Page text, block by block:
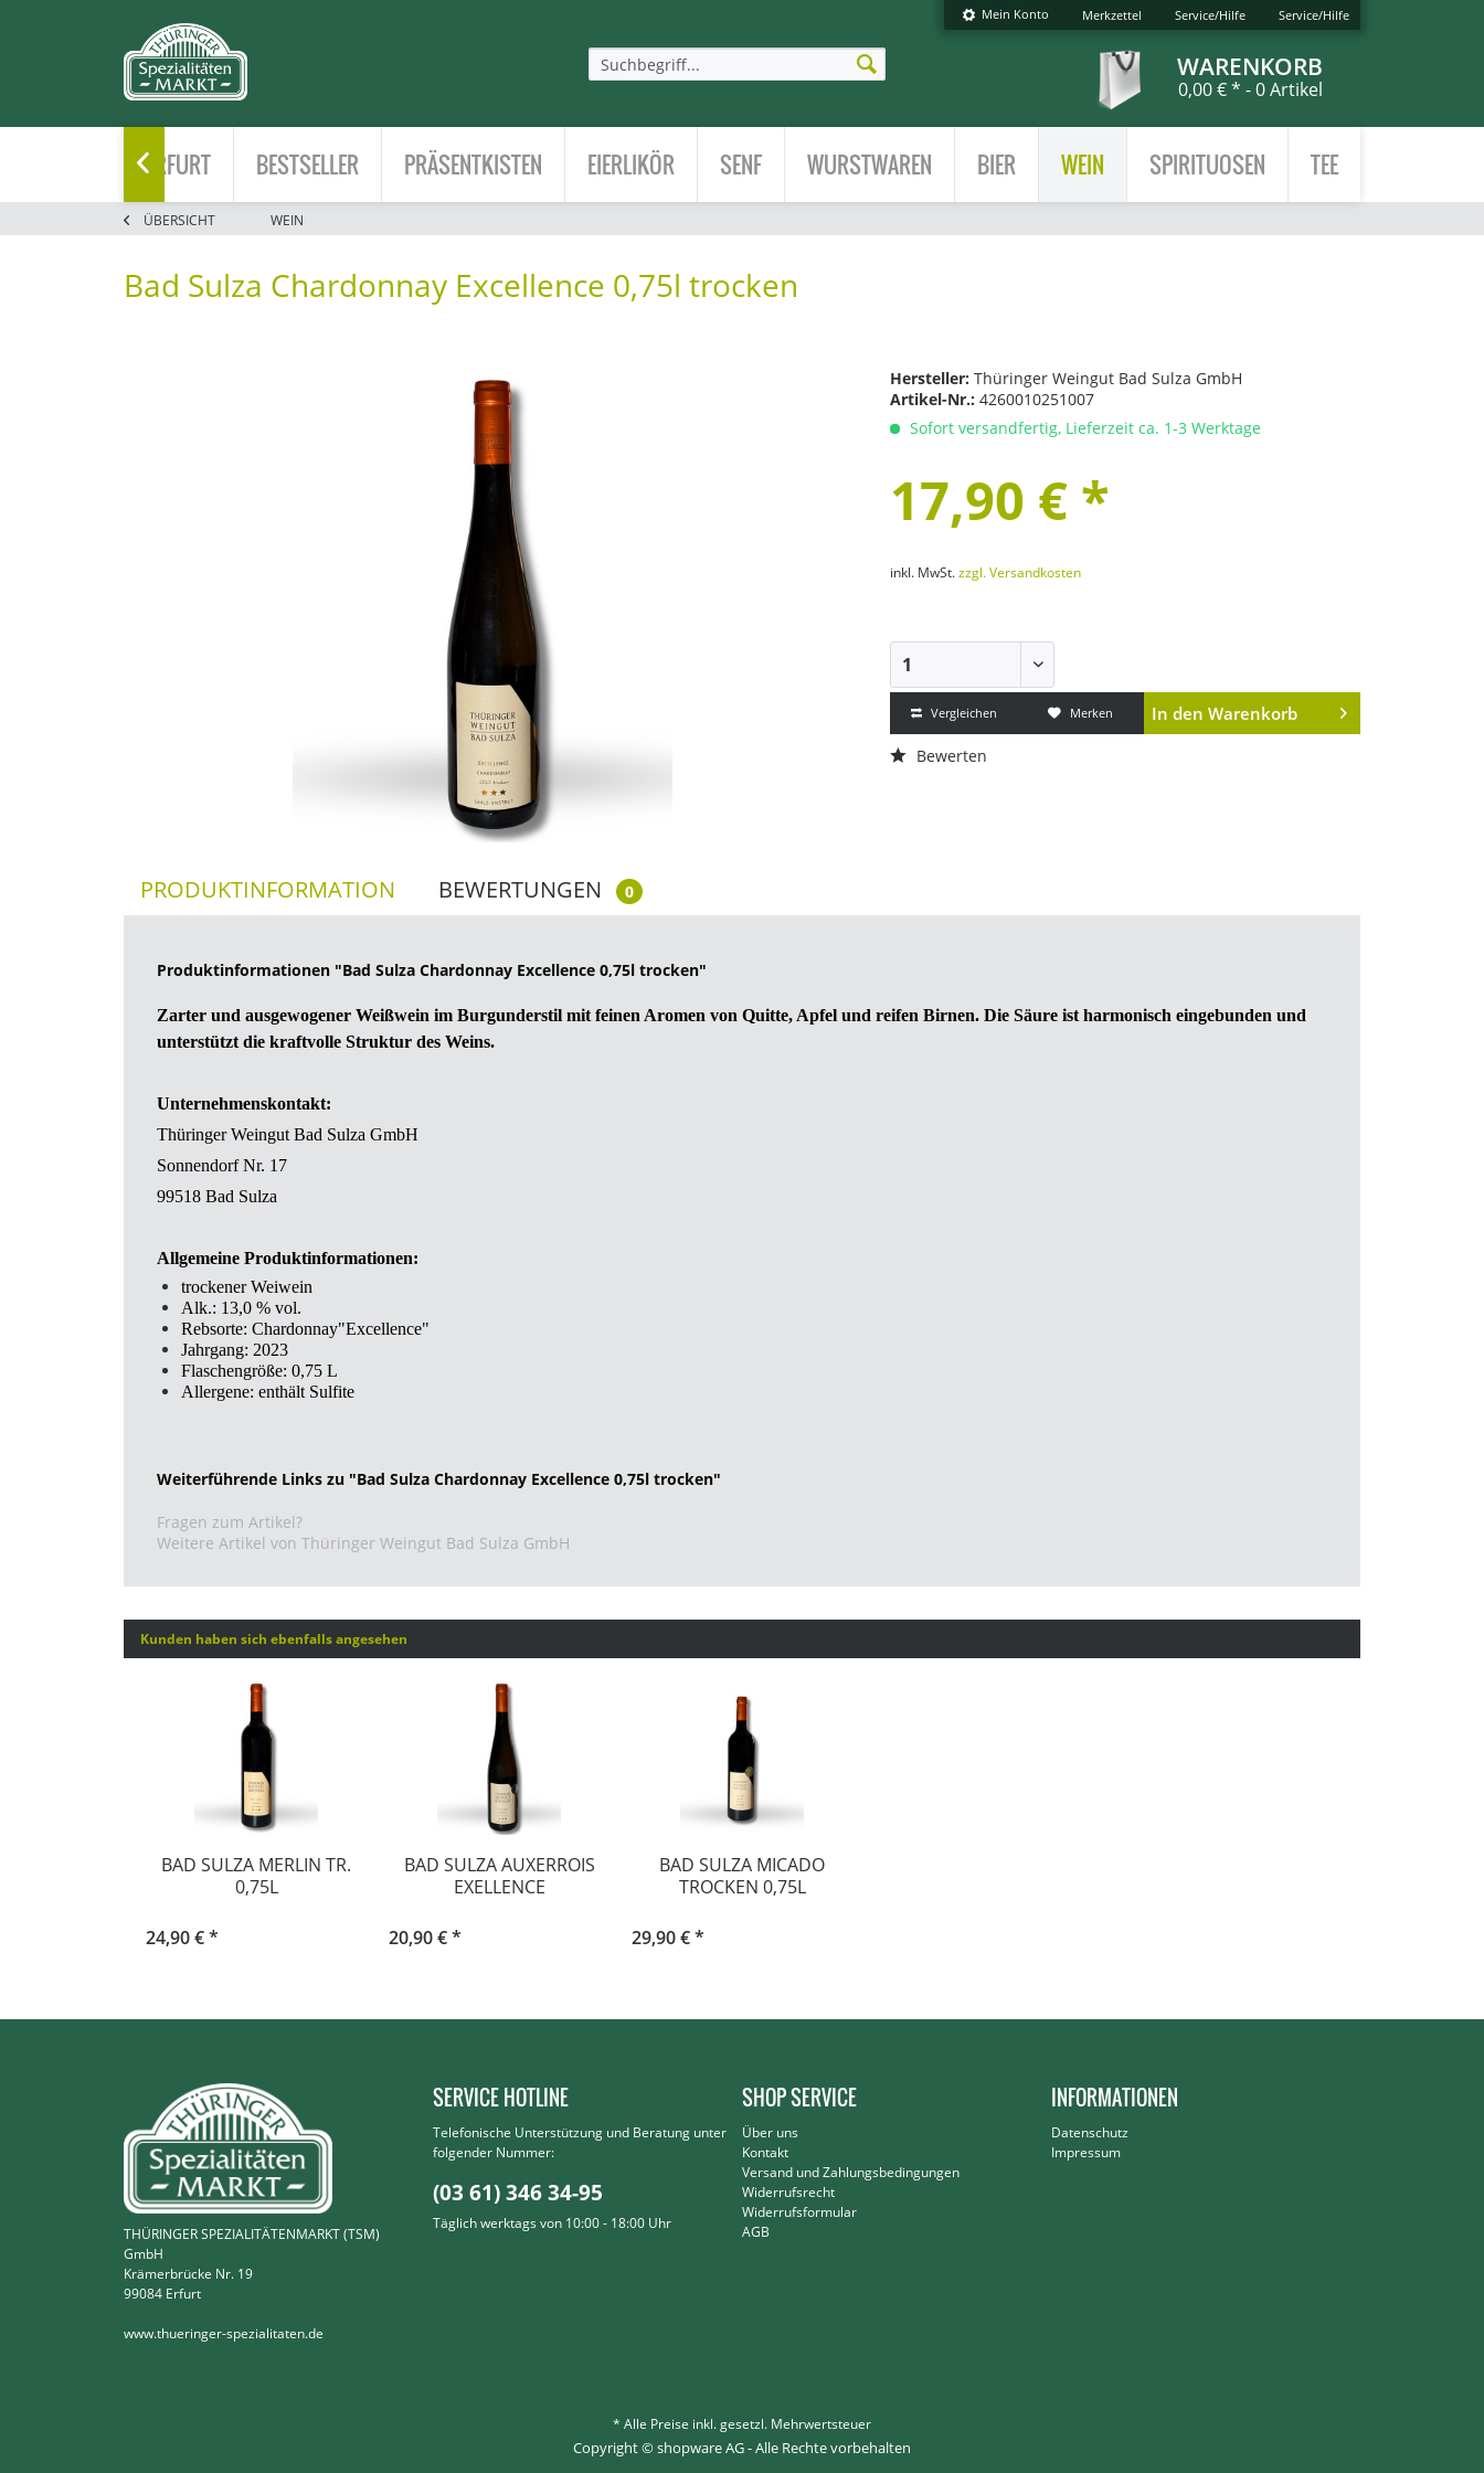
Mein Konto Merkzettel Service/Hilfe Service/Hilfe
WARENKORB
0,00 € * - 0 Artikel
ERFURT BESTSELLER PRÄSENTKISTEN EIERLIKÖR SENF WURSTWAREN BIER WEIN SPIRITUOSEN TEE

ÜBERSICHT WEIN
Bad Sulza Chardonnay Excellence 0,75l trocken
Hersteller:Thüringer Weingut Bad Sulza GmbH
Artikel-Nr.:4260010251007
Sofort versandfertig, Lieferzeit ca. 1-3 Werktage
17,90 € *
inkl. MwSt.zzgl. Versandkosten
Vergleichen Merken In den Warenkorb
Bewerten
PRODUKTINFORMATION BEWERTUNGEN 0
Produktinformationen "Bad Sulza Chardonnay Excellence 0,75l trocken"
Zarter und ausgewogener Weißwein im Burgunderstil mit feinen Aromen von Quitte, Apfel und reifen Birnen. Die Säure ist harmonisch eingebunden und
unterstützt die kraftvolle Struktur des Weins.
Unternehmenskontakt:
Thüringer Weingut Bad Sulza GmbH
Sonnendorf Nr. 17
99518 Bad Sulza
Allgemeine Produktinformationen:
trockener Weiwein
Alk.: 13,0 % vol.
Rebsorte: Chardonnay"Excellence"
Jahrgang: 2023
Flaschengröße: 0,75 L
Allergene: enthält Sulfite
Weiterführende Links zu "Bad Sulza Chardonnay Excellence 0,75l trocken"
Fragen zum Artikel?
Weitere Artikel von Thüringer Weingut Bad Sulza GmbH
Kunden haben sich ebenfalls angesehen
BAD SULZA MERLIN TR.
0,75L
24,90 € *
BAD SULZA AUXERROIS
EXELLENCE
20,90 € *
BAD SULZA MICADO
TROCKEN 0,75L
29,90 € *
THÜRINGER SPEZIALITÄTENMARKT (TSM)
GmbH
Krämerbrücke Nr. 19
99084 Erfurt
www.thueringer-spezialitaten.de
SERVICE HOTLINE
Telefonische Unterstützung und Beratung unter
folgender Nummer:
(03 61) 346 34-95
Täglich werktags von 10:00 - 18:00 Uhr
SHOP SERVICE
Über uns
Kontakt
Versand und Zahlungsbedingungen
Widerrufsrecht
Widerrufsformular
AGB
INFORMATIONEN
Datenschutz
Impressum
* Alle Preise inkl. gesetzl. Mehrwertsteuer
Copyright © shopware AG - Alle Rechte vorbehalten